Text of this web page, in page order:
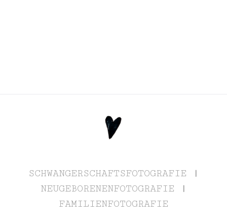
SCHWANGERSCHAFTSFOTOGRAFIE |
NEUGEBORENENFOTOGRAFIE |
FAMILIENFOTOGRAFIE